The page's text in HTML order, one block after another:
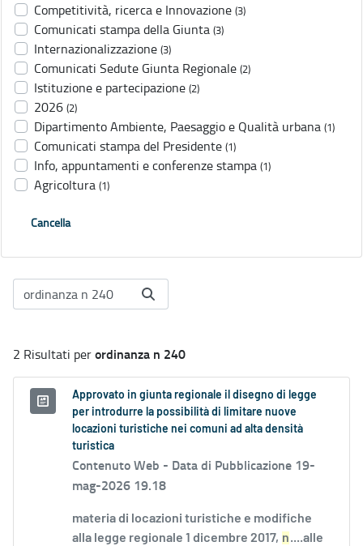
Competitività, ricerca e Innovazione (3)
Comunicati stampa della Giunta (3)
Internazionalizzazione (3)
Comunicati Sedute Giunta Regionale (2)
Istituzione e partecipazione (2)
2026 (2)
Dipartimento Ambiente, Paesaggio e Qualità urbana (1)
Comunicati stampa del Presidente (1)
Info, appuntamenti e conferenze stampa (1)
Agricoltura (1)
Cancella
2 Risultati perordinanza n 240
Approvato in giunta regionale il disegno di legge
per introdurre la possibilità di limitare nuove
locazioni turistiche nei comuni ad alta densità
turistica
Contenuto Web - Data di Pubblicazione 19-
mag-2026 19.18
materia di locazioni turistiche e modifiche
alla legge regionale 1 dicembre 2017, n....alle